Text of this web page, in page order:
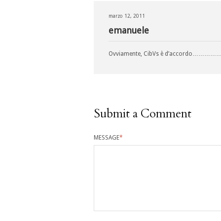
marzo 12, 2011
emanuele
Ovviamente, CibVs è
Submit a Comment
MESSAGE*